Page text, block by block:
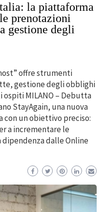
la piattaforma
prenotazioni
gestione degli
offre strumenti
gestione degli obblighi
MILANO – Debutta
StayAgain, una nuova
un obiettivo preciso:
a incrementare le
dalle Online